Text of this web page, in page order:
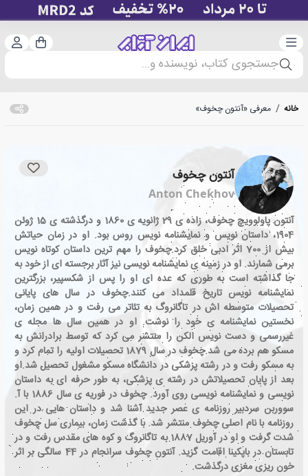
دسته‌بندی سبد
جستجوی کتاب، نویسنده و...
خانه / معرفی «آنتون چخوف»
آنتون چخوف
Anton Chekhov
آنتون پاولوویچ چخوف، زاده ی 29 ژانویه ی 1860 و درگذشته ی 15 ژوئن
1904، داستان نویس و نمایشنامه نویس روس بود. او در زمان حیاتش
بیش از 700 اثر ادبی خلق کرد.چخوف را مهم ترین داستان کوتاه نویس
برمی شمارند. او در زمینه ی نمایشنامه نویسی نیز آثار برجسته ای از خود به
جا گذاشته است به طوری که عده ای او را پس از شکسپیر، بزرگترین
نمایشنامه نویس تاریخ قلمداد می کنند.چخوف در سال های پایانی
تحصیلات متوسطه اش در تاگانروگ به تئاتر می رفت و در همین زمان،
نخستین نمایشنامه ی خود را نوشت. او در همین سال ها مجله ی
غیررسمی و دست نویس الکن را منتشر می کرد که توسط برادرانش به
مسکو هم برده می شد.چخوف در سال 1879 تحصیلات اولیه را تمام کرد و
به مسکو رفت و در رشته پزشکی در دانشگاه مسکو مشغول تحصیل شد.او
بعد از پایان تحصیلاتش در رشته ی پزشکی، به طور حرفه ای به داستان
نویسی و نمایشنامه نویسی روی آورد. چخوف در فوریه ی سال 1886 با آ.
سووربن سردبیر روزنامه ی عصر جدید آشنا شد و داستان هایی در این
روزنامه با نام اصلی چخوف منتشر شد. با گذشت زمان، بیماری سل چخوف
شدت گرفت و او در آوریل 1887 به تاگانروگ و کوه های مقدس رفت و در
تابستان در باپکینا اقامت گزید. آنتون چخوف سرانجام در 44 سالگی بر اثر
خون ریزی مغزی درگذشت.